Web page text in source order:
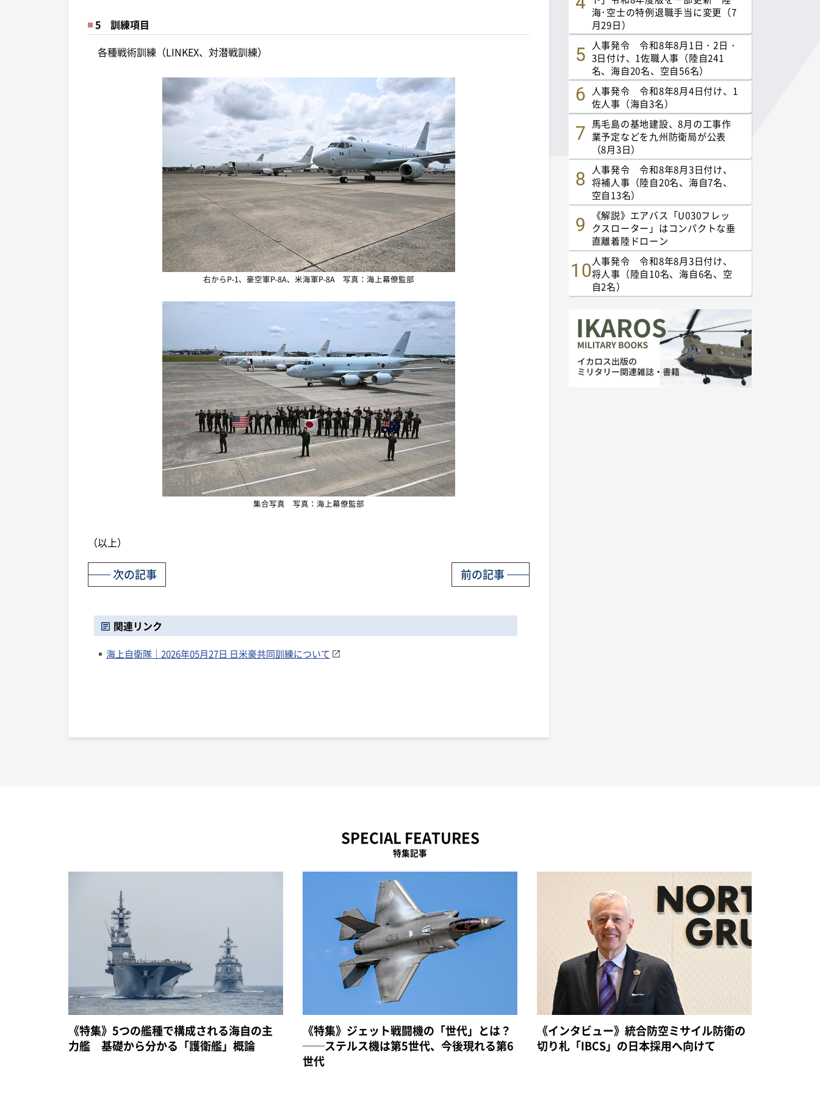
5 訓練項目
各種戦術訓練（LINKEX、対潜戦訓練）
右からP-1、豪空軍P-8A、米海軍P-8A 写真：海上幕僚監部
集合写真 写真：海上幕僚監部
（以上）
前の記事
次の記事
関連リンク
海上自衛隊｜2026年05月27日 日米豪共同訓練について
海･空士の特例退職手当に変更（7
月29日）
人事発令 令和8年8月1日・2日・
3日付け、1佐職人事（陸自241
名、海自20名、空自56名）
人事発令 令和8年8月4日付け、1
佐人事（海自3名）
馬毛島の基地建設、8月の工事作
業予定などを九州防衛局が公表
（8月3日）
人事発令 令和8年8月3日付け、
将補人事（陸自20名、海自7名、
空自13名）
《解説》エアバス「U030フレッ
クスローター」はコンパクトな垂
直離着陸ドローン
人事発令 令和8年8月3日付け、
将人事（陸自10名、海自6名、空
自2名）
SPECIAL FEATURES
特集記事
《特集》5つの艦種で構成される海自の主
力艦 基礎から分かる「護衛艦」概論
《特集》ジェット戦闘機の「世代」とは？
──ステルス機は第5世代、今後現れる第6
世代
《インタビュー》統合防空ミサイル防衛の
切り札「IBCS」の日本採用へ向けて